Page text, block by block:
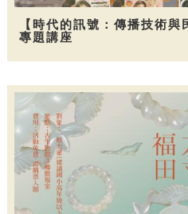
【時代的訊號：傳播技術與
專題講座